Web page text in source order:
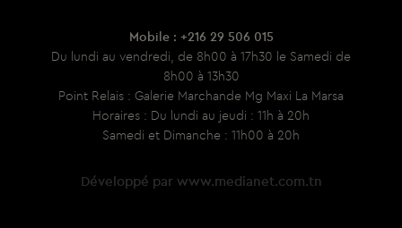
Mobile : +216 29 506 015
Du lundi au vendredi, de 8h00 à 17h30 le Samedi de
8h00 à 13h30
Point Relais : Galerie Marchande Mg Maxi La Marsa
Horaires : Du lundi au jeudi : 11h à 20h
Samedi et Dimanche : 11h00 à 20h
Développé par www.medianet.com.tn